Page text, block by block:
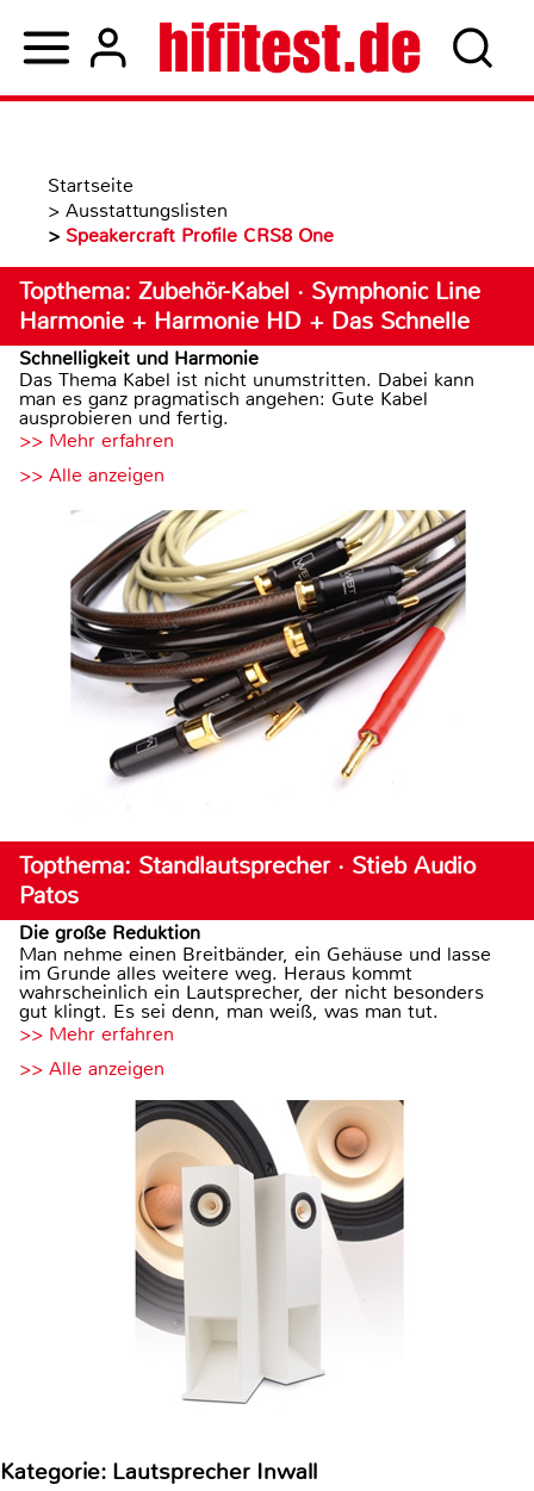
Startseite
> Ausstattungslisten
> Speakercraft Profile CRS8 One
Topthema: Zubehör-Kabel · Symphonic Line
Harmonie + Harmonie HD + Das Schnelle
Schnelligkeit und Harmonie
Das Thema Kabel ist nicht unumstritten. Dabei kann
man es ganz pragmatisch angehen: Gute Kabel
ausprobieren und fertig.
>> Mehr erfahren
>> Alle anzeigen
Topthema: Standlautsprecher · Stieb Audio
Patos
Die große Reduktion
Man nehme einen Breitbänder, ein Gehäuse und lasse
im Grunde alles weitere weg. Heraus kommt
wahrscheinlich ein Lautsprecher, der nicht besonders
gut klingt. Es sei denn, man weiß, was man tut.
>> Mehr erfahren
>> Alle anzeigen
Kategorie: Lautsprecher Inwall